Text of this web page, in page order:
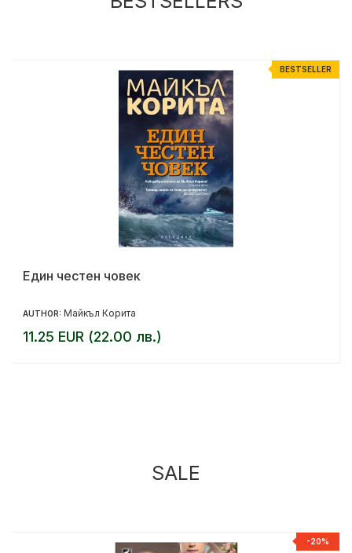
BESTSELLER
Един честен човек
AUTHOR: Майкъл Корита
11.25 EUR (22.00 лв.)
SALE
-20%